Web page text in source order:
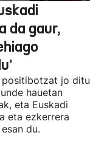
da gaur,
positibotzat jo ditu
hauetan
eta Euskadi
eta ezkerrera
du.